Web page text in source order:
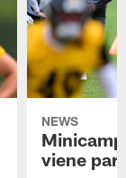
NEWS
viene